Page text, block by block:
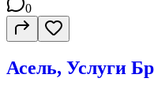
0
Асель, Услуги